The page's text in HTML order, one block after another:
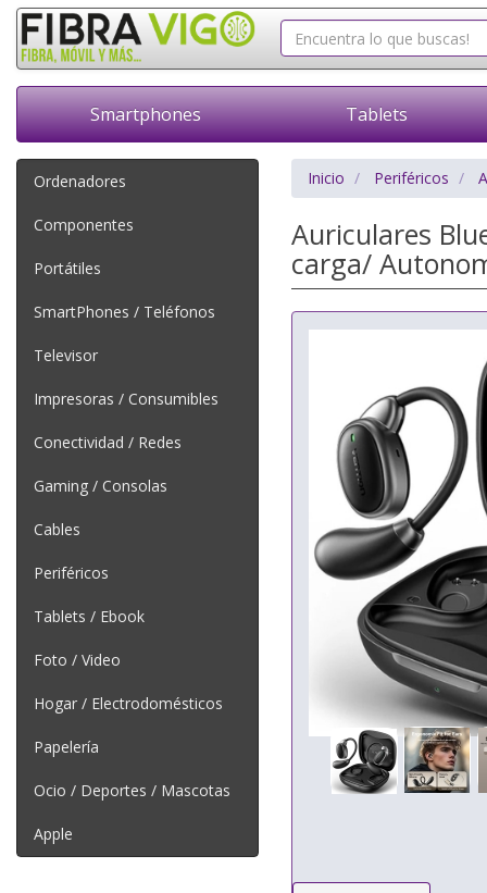
Smartphones Tablets
Ordenadores
Componentes
Portátiles
SmartPhones / Teléfonos
Televisor
Impresoras / Consumibles
Conectividad / Redes
Gaming / Consolas
Cables
Periféricos
Tablets / Ebook
Foto / Video
Hogar / Electrodomésticos
Papelería
Ocio / Deportes / Mascotas
Apple
Inicio Periféricos
Auriculares
carga/